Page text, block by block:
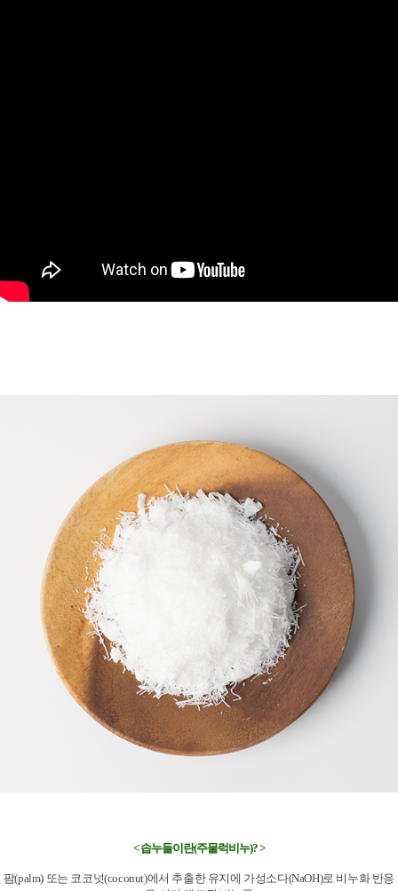
< 솝누들이란(주물럭비누)? >
팜(palm) 또는 코코넛(coconut)에서 추출한 유지에 가성소다(NaOH)로 비누화 반응